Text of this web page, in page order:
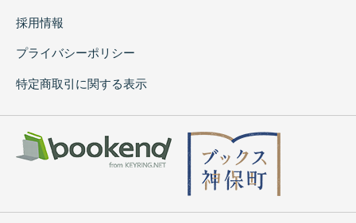
採用情報
プライバシーポリシー
特定商取引に関する表示